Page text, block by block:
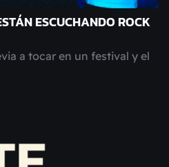
ESCUCHANDO ROCK
a tocar en un festival y el